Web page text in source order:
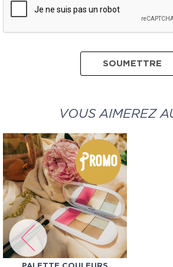
VOUS AIMEREZ
Promo